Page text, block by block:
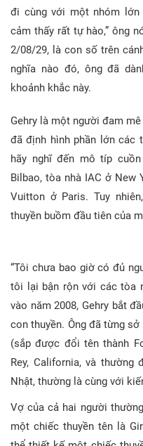
đi cùng với một nhóm lớn
cảm thấy rất tự hào,” ông
2/08/29, là con số trên
nghĩa nào đó, ông đã
khoảnh khắc này.
Gehry là một người đam
đã định hình phần lớn các
hãy nghĩ đến mô típ cuồn
Bilbao, tòa nhà IAC ở New
Vuitton ở Paris. Tuy
thuyền buồm đầu tiên của
“Tôi chưa bao giờ có đủ
tôi lại bận rộn với các tòa
vào năm 2008, Gehry bắt
con thuyền. Ông đã từng
(sắp được đổi tên thành
Rey, California, và
Nhật, thường là cùng với
Vợ của cả hai người
một chiếc thuyền tên là